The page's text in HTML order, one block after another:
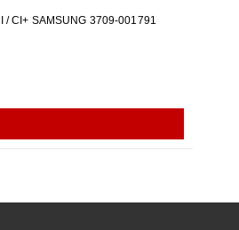
/ CI+ SAMSUNG 3709-001791